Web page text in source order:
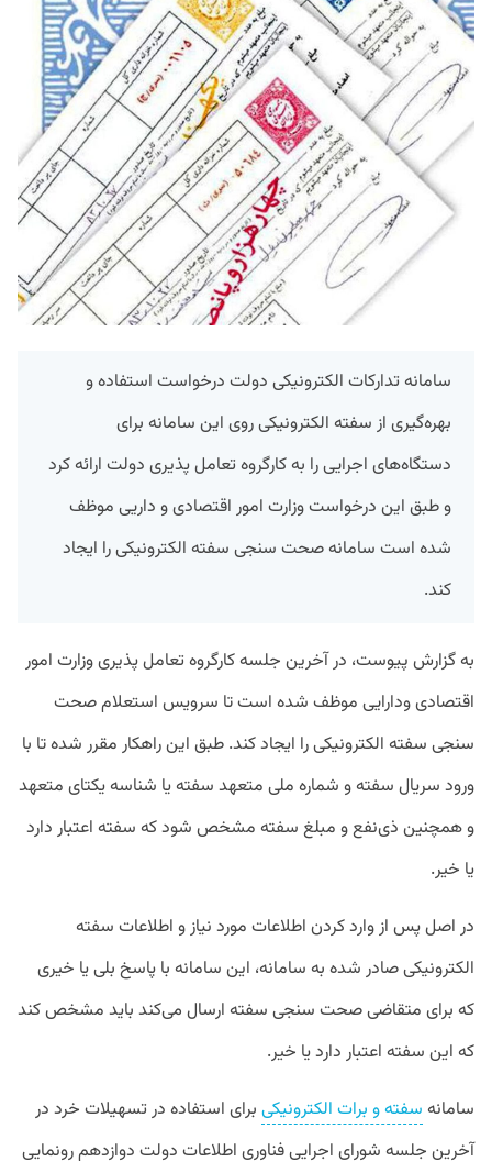
سامانه تدارکات الکترونیکی دولت درخواست استفاده و
بهره‌گیری از سفته الکترونیکی روی این سامانه برای
دستگاه‌های اجرایی را به کارگروه تعامل پذیری دولت ارائه کرد
و طبق این درخواست وزارت امور اقتصادی و داریی موظف
شده است سامانه صحت سنجی سفته الکترونیکی را ایجاد
کند.
به گزارش پیوست، در آخرین جلسه کارگروه تعامل پذیری وزارت امور
اقتصادی ودارایی موظف شده است تا سرویس استعلام صحت
سنجی سفته الکترونیکی را ایجاد کند. طبق این راهکار مقرر شده تا با
ورود سریال سفته و شماره ملی متعهد سفته یا شناسه یکتای متعهد
و همچنین ذی‌نفع و مبلغ سفته مشخص شود که سفته اعتبار دارد
یا خیر.
در اصل پس از وارد کردن اطلاعات مورد نیاز و اطلاعات سفته
الکترونیکی صادر شده به سامانه، این سامانه با پاسخ بلی یا خیری
که برای متقاضی صحت سنجی سفته ارسال می‌کند باید مشخص کند
که این سفته اعتبار دارد یا خیر.
سامانه سفته و برات الکترونیکی برای استفاده در تسهیلات خرد در
آخرین جلسه شورای اجرایی فناوری اطلاعات دولت دوازدهم رونمایی